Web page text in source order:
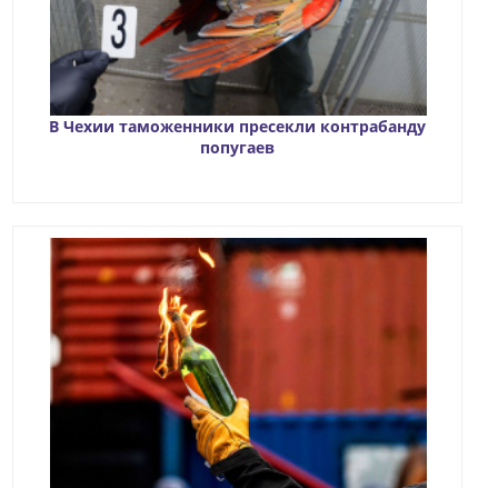
В Чехии таможенники пресекли контрабанду
попугаев